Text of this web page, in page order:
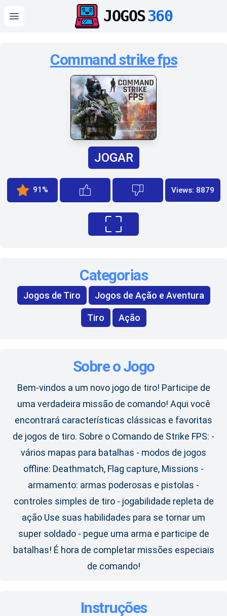
Open main menu JOGOS360
Command strike fps
JOGAR
91% Views: 8879
Categorias
Jogos de Tiro Jogos de Ação e Aventura
Tiro Ação
Sobre o Jogo
Bem-vindos a um novo jogo de tiro! Participe de
uma verdadeira missão de comando! Aqui você
encontrará características clássicas e favoritas
de jogos de tiro. Sobre o Comando de Strike FPS: -
vários mapas para batalhas - modos de jogos
offline: Deathmatch, Flag capture, Missions -
armamento: armas poderosas e pistolas -
controles simples de tiro - jogabilidade repleta de
ação Use suas habilidades para se tornar um
super soldado - pegue uma arma e participe de
batalhas! É hora de completar missões especiais
de comando!
Instruções